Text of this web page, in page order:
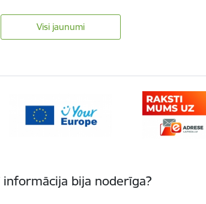
Visi jaunumi
informācija bija noderīga?